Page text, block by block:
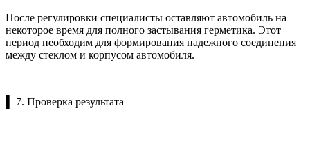
После регулировки специалисты оставляют автомобиль на
некоторое время для полного застывания герметика. Этот
период необходим для формирования надежного соединения
между стеклом и корпусом автомобиля.
▌ 7. Проверка результата